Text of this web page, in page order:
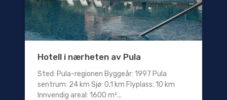
Hotell i nærheten av Pula
Sted: Pula-regionen Byggeår: 1997 Pula
sentrum: 24 km Sjø: 0,1 km Flyplass: 10 km
Innvendig areal: 1600 m²...